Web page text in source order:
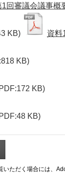
回審議会議事概
KB) 資料
KB)
KB)
KB)
いただく場合には、